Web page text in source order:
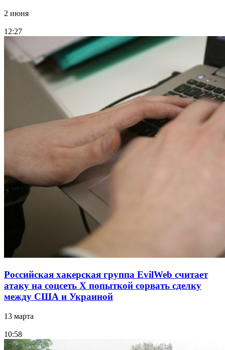
2 июня
12:27
Российская хакерская группа EvilWeb считает
атаку на соцсеть Х попыткой сорвать сделку
между США и Украиной
13 марта
10:58